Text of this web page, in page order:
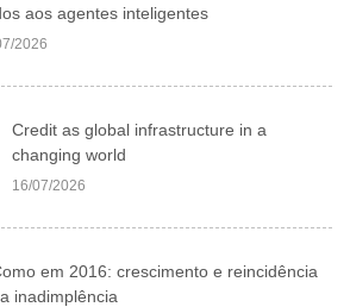
aos agentes inteligentes
2026
Credit as global infrastructure in a
changing world
16/07/2026
em 2016: crescimento e reincidência
inadimplência